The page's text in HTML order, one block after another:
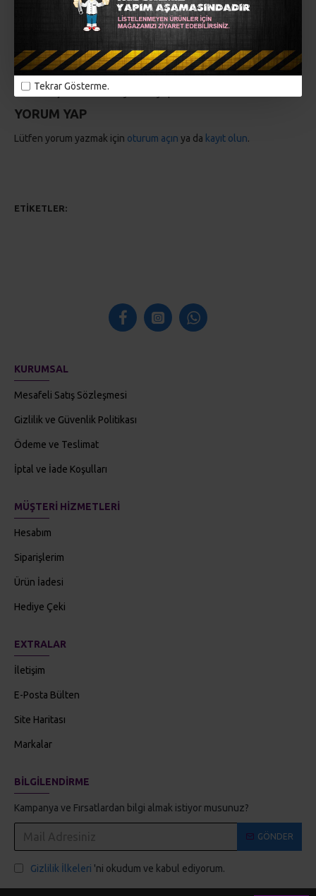
Tekrar Gösterme.
MÜŞTERI YORUMLARI
Bu ürün için daha önce yorum yapılmadı.
YORUM YAP
Lütfen yorum yazmak için oturum açın ya da kayıt olun.
ETIKETLER:
KURUMSAL
Mesafeli Satış Sözleşmesi
Gizlilik ve Güvenlik Politikası
Ödeme ve Teslimat
İptal ve İade Koşulları
MÜŞTERI HIZMETLERI
Hesabım
Siparişlerim
Ürün İadesi
Hediye Çeki
EXTRALAR
İletişim
E-Posta Bülten
Site Haritası
Markalar
BILGILENDIRME
Kampanya ve Fırsatlardan bilgi almak istiyor musunuz?
GÖNDER
Gizlilik İlkeleri 'ni okudum ve kabul ediyorum.